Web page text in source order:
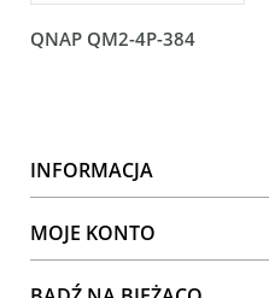
QNAP QM2-4P-384
INFORMACJA
MOJE KONTO